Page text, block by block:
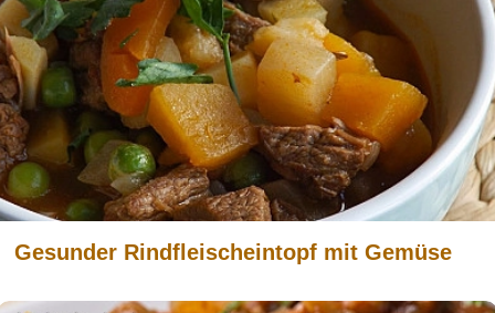
Gesunder Rindfleischeintopf mit Gemüse